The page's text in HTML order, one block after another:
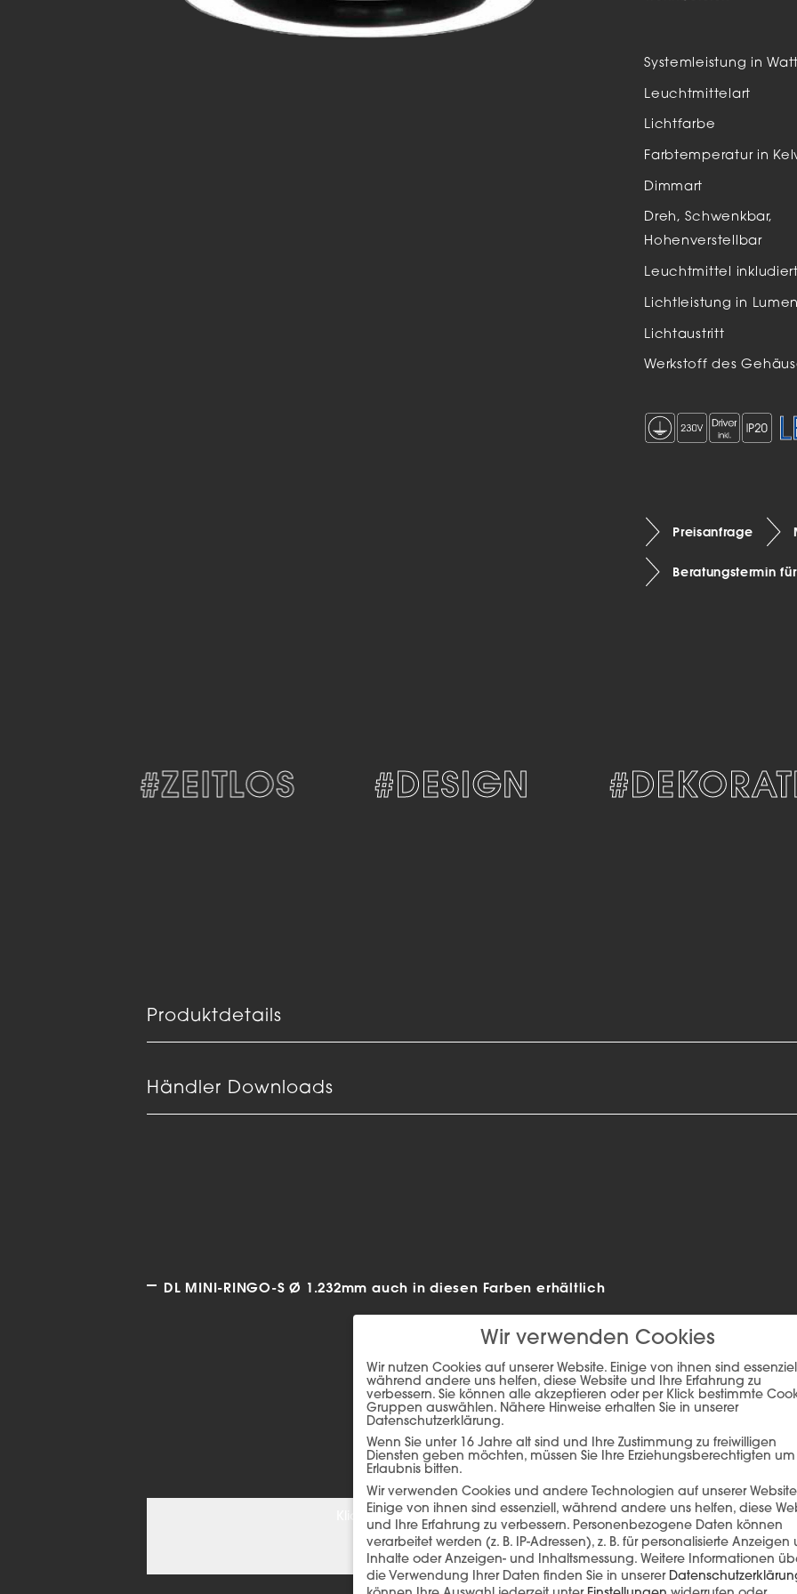
Systemleistung in Watt
Leuchtmittelart
Lichtfarbe
Farbtemperatur in
Dimmart
Dreh, Schwenkbar,
Hohenverstellbar
Leuchtmittel inkludiert
Lichtleistung in Lumen
Lichtaustritt
Werkstoff des
Preisanfrage
Beratungstermin
#DESIGN #DEKORATIV
#ZEITLOS
Produktdetails
Händler Downloads
DL MINI-RINGO-S Ø 1.232mm auch in diesen Farben erhältlich
Klicken Sie auf den unteren Button, um den Inhalt von player.flipsnack.com
Inhalt laden
Wir verwenden Cookies
Wir nutzen Cookies auf unserer Website. Einige von ihnen sind
während andere uns helfen, diese Website und Ihre Erfahrung zu
verbessern. Sie können alle akzeptieren oder per Klick bestimmte
Gruppen auswählen. Nähere Hinweise erhalten Sie in unserer
Datenschutzerklärung.
Wenn Sie unter 16 Jahre alt sind und Ihre Zustimmung zu freiwilligen
Diensten geben möchten, müssen Sie Ihre Erziehungsberechtigten um
Erlaubnis bitten.
Wir verwenden Cookies und andere Technologien auf unserer
Einige von ihnen sind essenziell, während andere uns helfen, diese
und Ihre Erfahrung zu verbessern. Personenbezogene Daten können
verarbeitet werden (z. B. IP-Adressen), z. B. für personalisierte Anzeigen
Inhalte oder Anzeigen- und Inhaltsmessung. Weitere Informationen
die Verwendung Ihrer Daten finden Sie in unserer